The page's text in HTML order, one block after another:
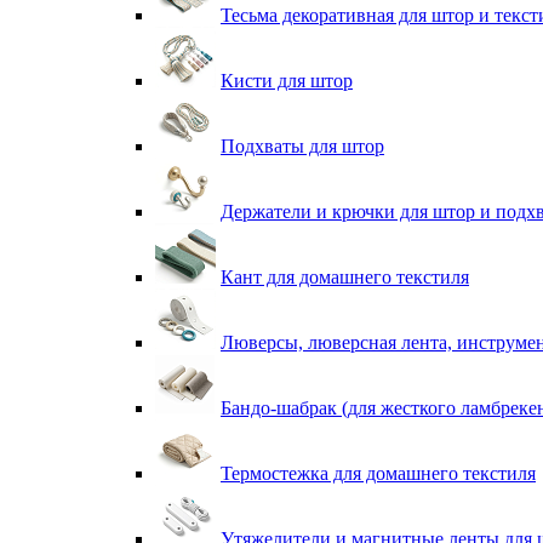
Тесьма декоративная для штор и
Кисти для штор
Подхваты для штор
Держатели и крючки для штор и
Кант для домашнего текстиля
Люверсы, люверсная лента,
Бандо-шабрак (для жесткого
Термостежка для домашнего текстиля
Утяжелители и магнитные ленты для